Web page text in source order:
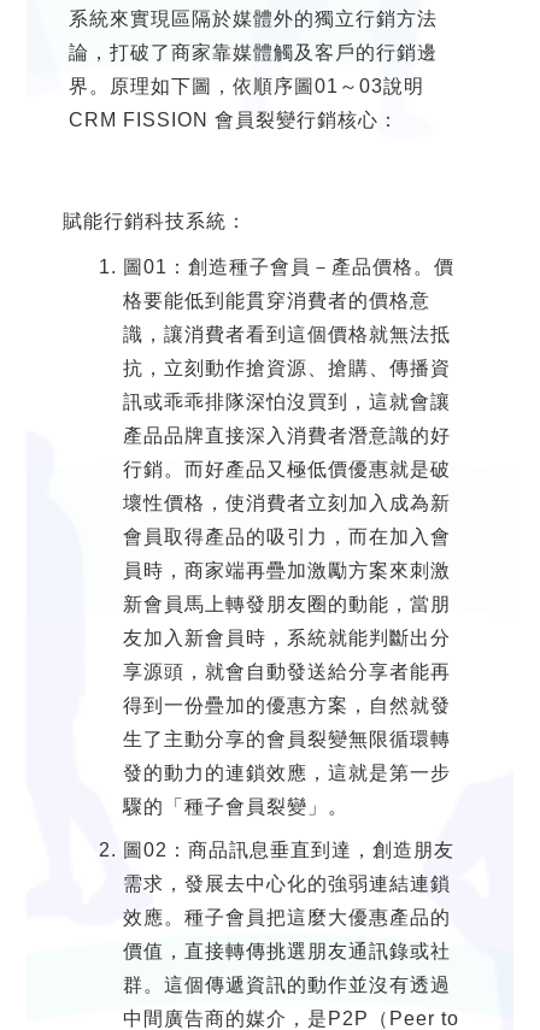
系統來實現區隔於媒體外的獨立行銷方法
論，打破了商家靠媒體觸及客戶的行銷邊
界。原理如下圖，依順序圖01～03說明
CRM FISSION 會員裂變行銷核心：
賦能行銷科技系統：
圖01：創造種子會員－產品價格。價
格要能低到能貫穿消費者的價格意
識，讓消費者看到這個價格就無法抵
抗，立刻動作搶資源、搶購、傳播資
訊或乖乖排隊深怕沒買到，這就會讓
產品品牌直接深入消費者潛意識的好
行銷。而好產品又極低價優惠就是破
壞性價格，使消費者立刻加入成為新
會員取得產品的吸引力，而在加入會
員時，商家端再疊加激勵方案來刺激
新會員馬上轉發朋友圈的動能，當朋
友加入新會員時，系統就能判斷出分
享源頭，就會自動發送給分享者能再
得到一份疊加的優惠方案，自然就發
生了主動分享的會員裂變無限循環轉
發的動力的連鎖效應，這就是第一步
驟的「種子會員裂變」。
圖02：商品訊息垂直到達，創造朋友
需求，發展去中心化的強弱連結連鎖
效應。種子會員把這麼大優惠產品的
價值，直接轉傳挑選朋友通訊錄或社
群。這個傳遞資訊的動作並沒有透過
中間廣告商的媒介，是P2P（Peer to